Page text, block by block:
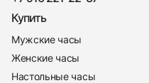
Купить
Мужские часы
Женские часы
Настольные часы